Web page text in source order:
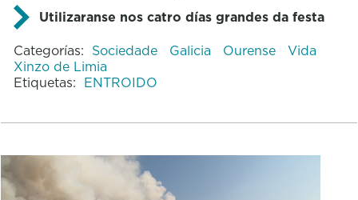
Utilizaranse nos catro días grandes da festa
Categorías: Sociedade Galicia Ourense
Vida
Xinzo de Limia
Etiquetas: ENTROIDO